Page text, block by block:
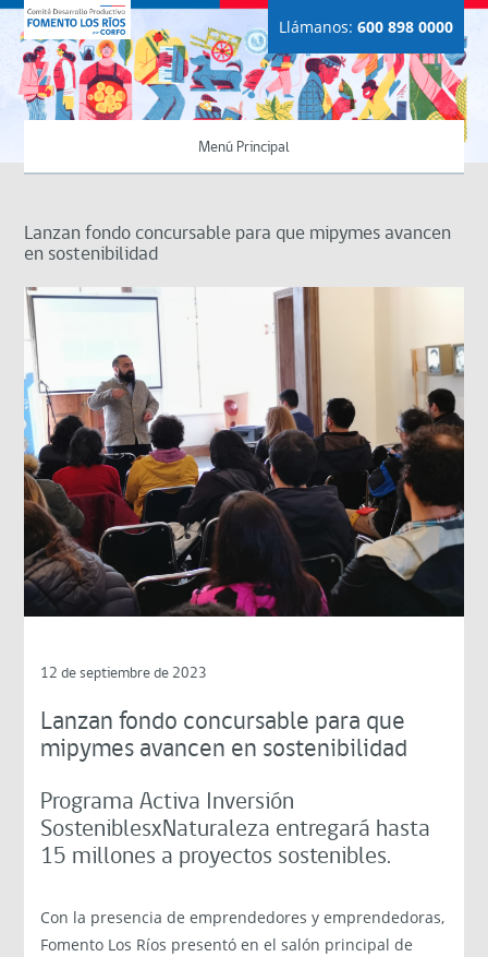
Llámanos: 600 898 0000
Menú Principal
Lanzan fondo concursable para que mipymes avancen
en sostenibilidad
12 de septiembre de 2023
Lanzan fondo concursable para que
mipymes avancen en sostenibilidad
Programa Activa Inversión
SosteniblesxNaturaleza entregará hasta
15 millones a proyectos sostenibles.
Con la presencia de emprendedores y emprendedoras,
Fomento Los Ríos presentó en el salón principal de